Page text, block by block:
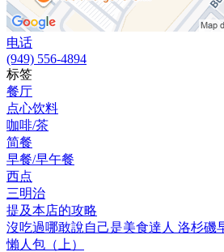
电话
(949) 556-4894
标签
餐厅
点心饮料
咖啡/茶
简餐
早餐/早午餐
西点
三明治
提及本店的攻略
沒吃過哪敢說自己是美食達人 洛杉磯
懶人包（上）